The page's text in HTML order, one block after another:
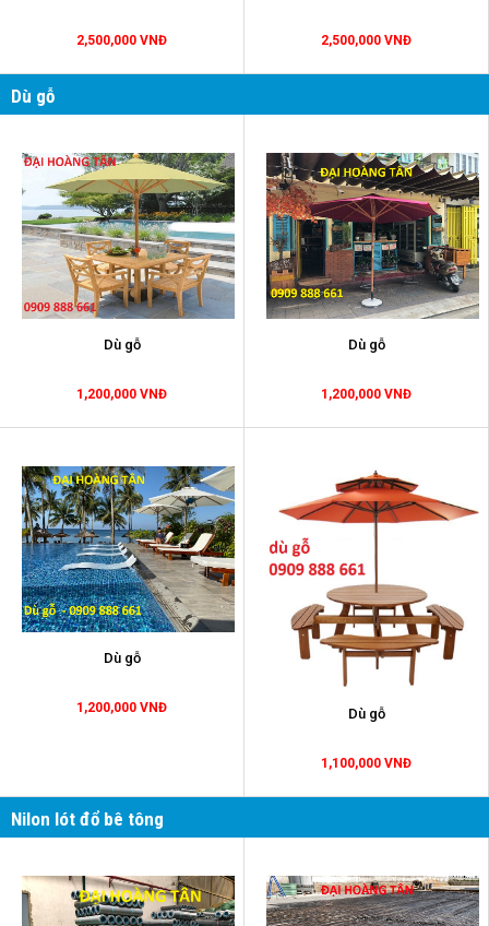
2,500,000 VNĐ 2,500,000 VNĐ
Dù gỗ
Dù gỗ
1,200,000 VNĐ
Dù gỗ
1,200,000 VNĐ
Dù gỗ
1,200,000 VNĐ Dù gỗ
1,100,000 VNĐ
Nilon lót đổ bê tông